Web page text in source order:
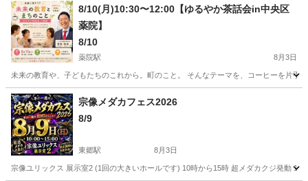
8/10(月)10:30〜12:00【ゆるやか茶話会in中央区
薬院】
8/10
薬院駅 8月3日
未来の教育や、子どもたちのこれから。町のこと。 そんなテーマを、コーヒーを片手
福岡 福岡市 薬院駅
宗像メダカフェス2026
8/9
東郷駅 8月3日
宗像ユリックス 展示室2 (1回の大きいホールです) 10時から15時 超メダカクジ発動 1